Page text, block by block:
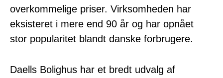
overkommelige priser. Virksomheden har
eksisteret i mere end 90 år og har opnået
stor popularitet blandt danske forbrugere.
Daells Bolighus har et bredt udvalg af